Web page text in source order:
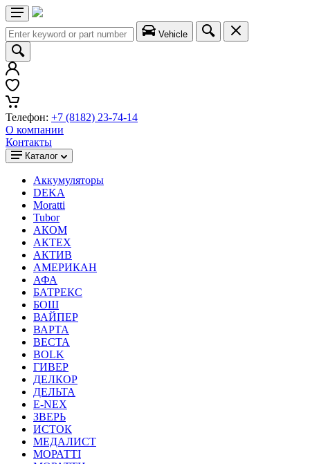
Vehicle
Телефон: +7 (8182) 23-74-14
О компании
Контакты
Каталог
Аккумуляторы
DEKA
Moratti
Tubor
АКОМ
АКТЕХ
АКТИВ
АМЕРИКАН
АФА
БАТРЕКС
БОШ
ВАЙПЕР
ВАРТА
ВЕСТА
ВОLK
ГИВЕР
ДЕЛКОР
ДЕЛЬТА
Е-NEX
ЗВЕРЬ
ИСТОК
МЕДАЛИСТ
МОРАТТI